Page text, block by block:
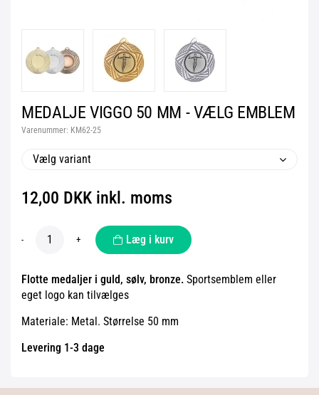
MEDALJE VIGGO 50 MM - VÆLG EMBLEM
Varenummer: KM62-25
Vælg variant
12,00 DKK inkl. moms
- + Læg i kurv
Flotte medaljer i guld, sølv, bronze. Sportsemblem eller
eget logo kan tilvælges
Materiale: Metal. Størrelse 50 mm
Levering 1-3 dage